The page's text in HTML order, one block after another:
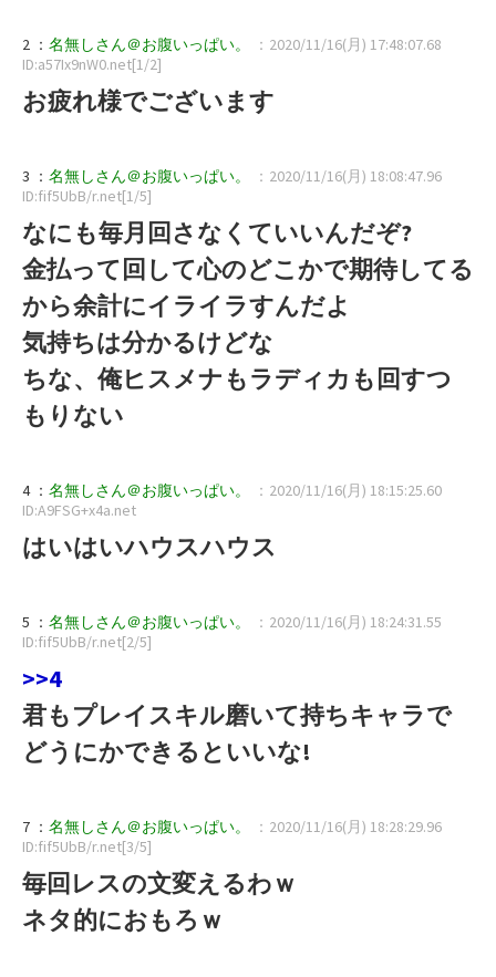
2 ： 名無しさん＠お腹いっぱい。
：2020/11/16(月) 17:48:07.68
ID:a57Ix9nW0.net[1/2]
お疲れ様でございます
3 ： 名無しさん＠お腹いっぱい。
：2020/11/16(月) 18:08:47.96
ID:fif5UbB/r.net[1/5]
なにも毎月回さなくていいんだぞ?
金払って回して心のどこかで期待してる
から余計にイライラすんだよ
気持ちは分かるけどな
ちな、俺ヒスメナもラディカも回すつ
もりない
4 ： 名無しさん＠お腹いっぱい。
：2020/11/16(月) 18:15:25.60
ID:A9FSG+x4a.net
はいはいハウスハウス
5 ： 名無しさん＠お腹いっぱい。
：2020/11/16(月) 18:24:31.55
ID:fif5UbB/r.net[2/5]
>>4
君もプレイスキル磨いて持ちキャラで
どうにかできるといいな!
7 ： 名無しさん＠お腹いっぱい。
：2020/11/16(月) 18:28:29.96
ID:fif5UbB/r.net[3/5]
毎回レスの文変えるわｗ
ネタ的におもろｗ